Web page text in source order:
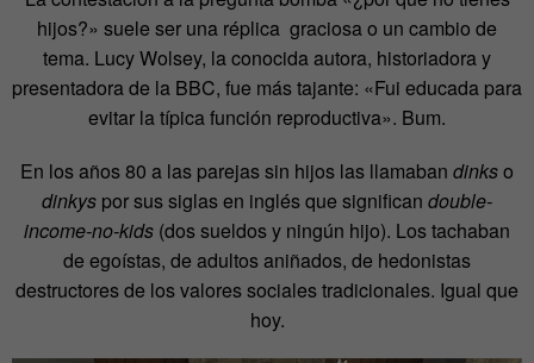
hijos?» suele ser una réplica graciosa o un cambio de
tema. Lucy Wolsey, la conocida autora, historiadora y
presentadora de la BBC, fue más tajante: «Fui educada para
evitar la típica función reproductiva». Bum.
En los años 80 a las parejas sin hijos las llamaban dinkso
dinkys por sus siglas en inglés que significan double-
income-no-kids (dos sueldos y ningún hijo). Los tachaban
de egoístas, de adultos aniñados, de hedonistas
destructores de los valores sociales tradicionales. Igual que
hoy.